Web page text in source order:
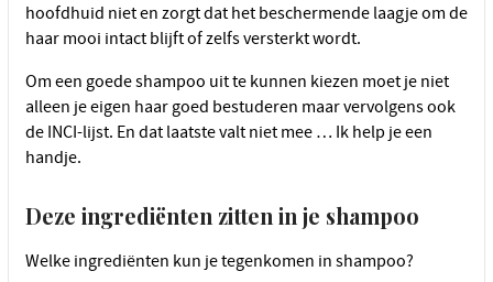
hoofdhuid niet en zorgt dat het beschermende laagje om de
haar mooi intact blijft of zelfs versterkt wordt.
Om een goede shampoo uit te kunnen kiezen moet je niet
alleen je eigen haar goed bestuderen maar vervolgens ook
de INCI-lijst. En dat laatste valt niet mee … Ik help je een
handje.
Deze ingrediënten zitten in je shampoo
Welke ingrediënten kun je tegenkomen in shampoo?